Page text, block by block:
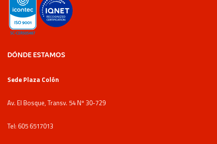
DÓNDE ESTAMOS
Sede Plaza Colón
Av. El Bosque, Transv. 54 Nº 30-729
Tel: 605 6517013